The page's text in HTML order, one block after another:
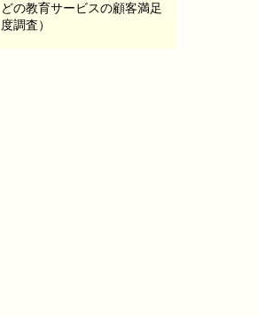
どの教育サービスの顧客満足
度調査）